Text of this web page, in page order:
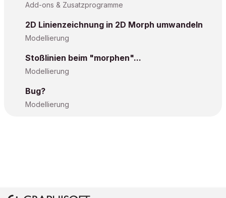
Add-ons & Zusatzprogramme
2D Linienzeichnung in 2D Morph umwandeln
Modellierung
Stoßlinien beim "morphen"...
Modellierung
Bug?
Modellierung